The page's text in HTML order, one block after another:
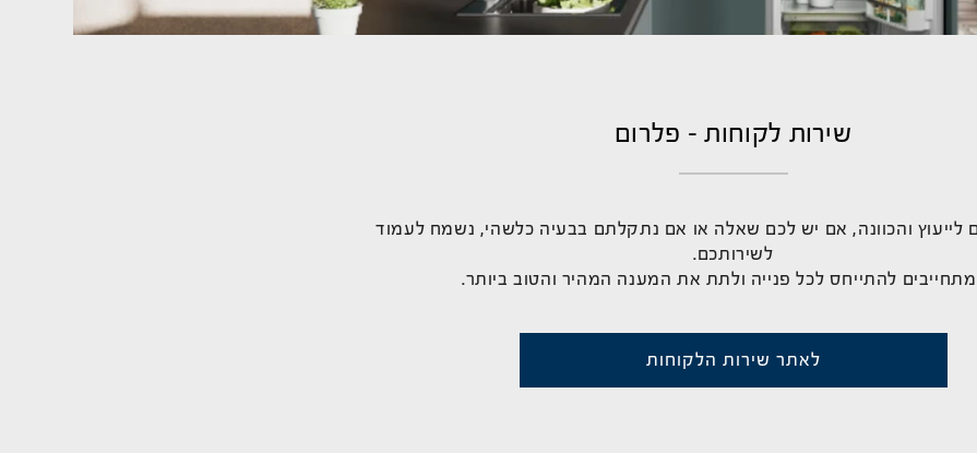
שירות לקוחות - פלרום
לייעוץ והכוונה, אם יש לכם שאלה או אם נתקלתם בבעיה כלשהי, נשמח לעמוד
לשירותכם.
מתחייבים להתייחס לכל פנייה ולתת את המענה המהיר והטוב ביותר.
לאתר שירות הלקוחות